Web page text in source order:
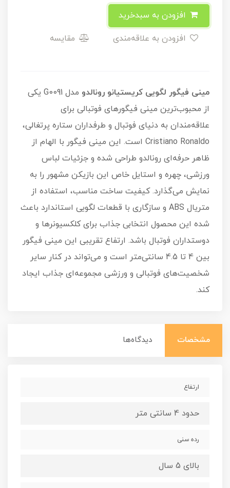
مقایسه
مینی فیگور لگویی کریستیانو رونالدو
مدل G0091 یکی
از محبوب‌ترین مینی فیگورهای فوتبالی برای
علاقه‌مندان به دنیای فوتبال و طرفداران ستاره پرتغالی،
Cristiano Ronaldo است. این مینی فیگور با الهام از
ظاهر حرفه‌ای رونالدو طراحی شده و جزئیات لباس
ورزشی، چهره و استایل خاص این بازیکن مشهور را به
نمایش می‌گذارد. کیفیت ساخت مناسب، استفاده از
متریال ABS و سازگاری با قطعات لگویی استاندارد باعث
شده این محصول انتخابی جذاب برای کلکسیونرها و
دوستداران فوتبال باشد. ارتفاع تقریبی این مینی فیگور
بین 4 تا 4.5 سانتی‌متر است و می‌تواند در کنار سایر
شخصیت‌های فوتبالی و ورزشی مجموعه‌ای جذاب ایجاد
کند.
مشخصات دیدگاه‌ها
ارتفاع
حدود 4 سانتی متر
رده سنی
بالای 5 سال